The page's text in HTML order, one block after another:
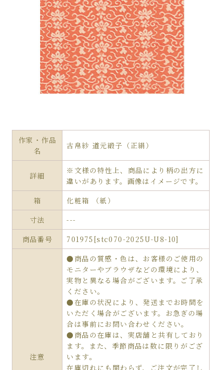
作家・作品
名
古帛紗 道元緞子（正絹）
詳細
※文様の特性上、商品により柄の出方に
違いがあります。画像はイメージです。
箱
化粧箱 （紙）
寸法
---
商品番号
701975[stc070-2025U-U8-10]
注意
●商品の質感・色は、お客様のご使用の
モニターやブラウザなどの環境により、
実物と異なる場合がございます。ご了承
ください。
●在庫の状況により、発送までお時間を
いただく場合がございます。お急ぎの場
合は事前にお問い合わせください。
●商品の在庫は、実店舗と共有しており
ます。また、季節商品は数に限りがござ
います。
在庫切れにも関わらず、ご注文が完了し